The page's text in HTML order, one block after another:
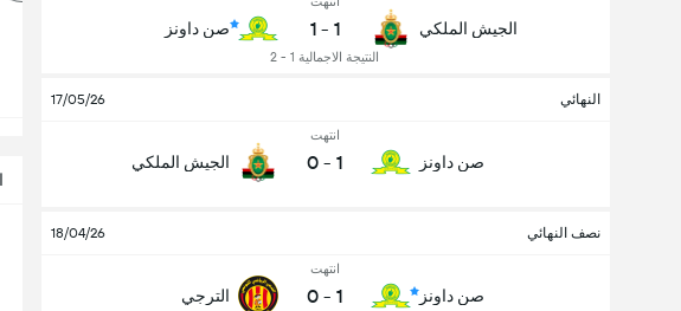
الجيش الملكي 1
-
1
النتيجة الاجمالية 1 - 2
صن داونز
النهائي 17/05/26
صن داونز
انتهت
1
-
0 الجيش الملكي
نصف النهائي 18/04/26
صن داونز
انتهت
1
-
0 الترجي